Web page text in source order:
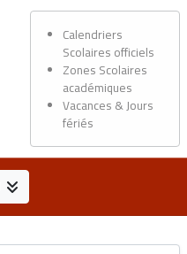
Calendriers
Scolaires officiels
Zones Scolaires
académiques
Vacances & Jours
fériés